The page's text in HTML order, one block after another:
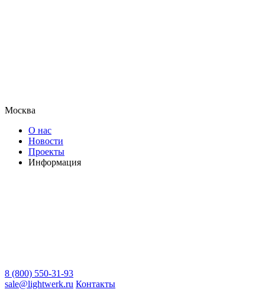
Москва
О нас
Новости
Проекты
Информация
8 (800) 550-31-93
sale@lightwerk.ru Контакты